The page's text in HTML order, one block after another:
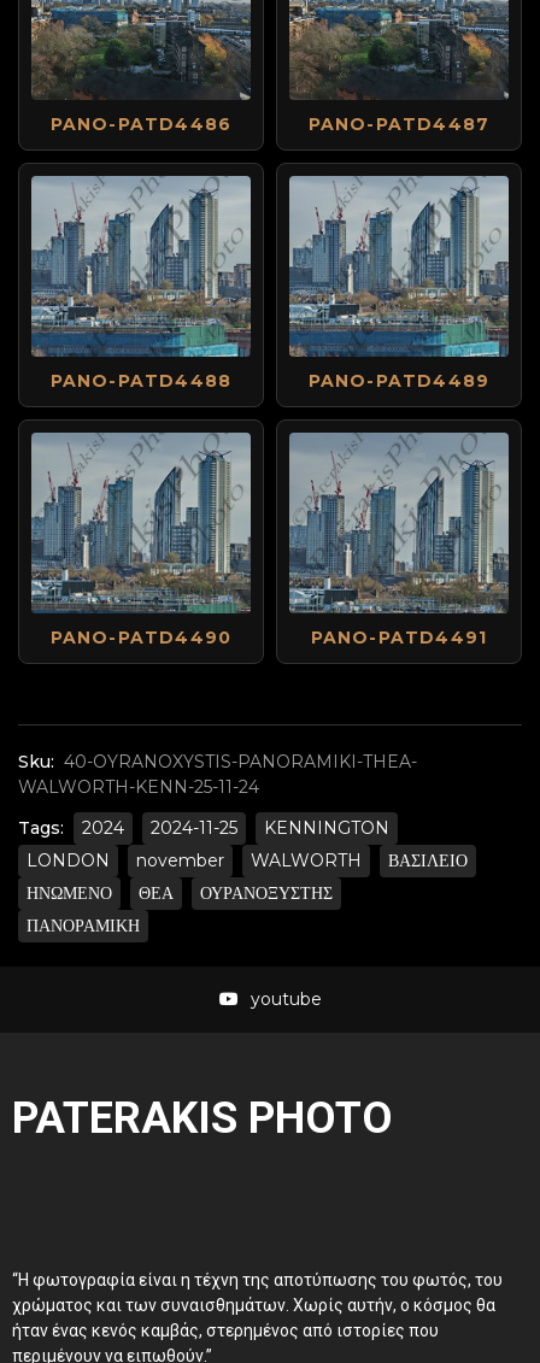
Sku: 40-OYRANOXYSTIS-PANORAMIKI-THEA-
WALWORTH-KENN-25-11-24
Tags:
2024 2024-11-25
KENNINGTON
LONDON
november WALWORTH
ΒΑΣΙΛΕΙΟ
ΗΝΩΜΕΝΟ
ΘΕΑ
ΟΥΡΑΝΟΞΥΣΤΗΣ
ΠΑΝΟΡΑΜΙΚΗ
PANO-PATD4486 PANO-PATD4487
PANO-PATD4488 PANO-PATD4489
PANO-PATD4490 PANO-PATD4491
youtube
PATERAKIS PHOTO
“Η φωτογραφία είναι η τέχνη της αποτύπωσης του φωτός, του
χρώματος και των συναισθημάτων. Χωρίς αυτήν, ο κόσμος θα
ήταν ένας κενός καμβάς, στερημένος από ιστορίες που
περιμένουν να ειπωθούν.”